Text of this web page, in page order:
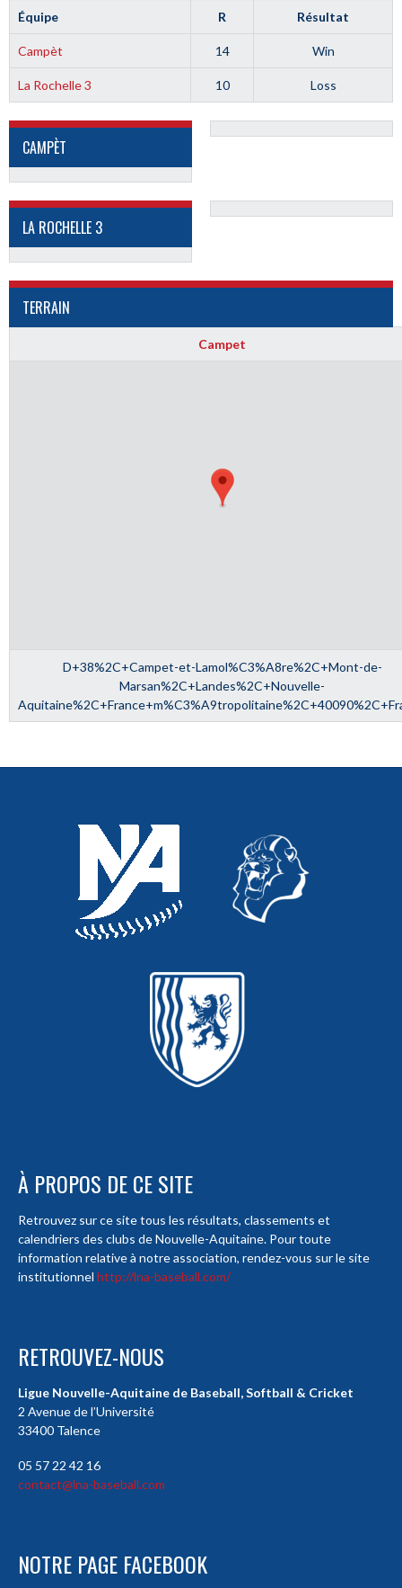
Équipe R Résultat
Campèt 14 Win
La Rochelle 3 10 Loss
CAMPÈT
LA ROCHELLE 3
TERRAIN
Campet
D+38%2C+Campet-et-Lamol%C3%A8re%2C+Mont-de-
Marsan%2C+Landes%2C+Nouvelle-
À PROPOS DE CE SITE
Retrouvez sur ce site tous les résultats, classements et
calendriers des clubs de Nouvelle-Aquitaine. Pour toute
information relative à notre association, rendez-vous sur le site
institutionnel http://lna-baseball.com/
RETROUVEZ-NOUS
Ligue Nouvelle-Aquitaine de Baseball, Softball & Cricket
2 Avenue de l’Université
33400 Talence
05 57 22 42 16
contact@lna-baseball.com
NOTRE PAGE FACEBOOK